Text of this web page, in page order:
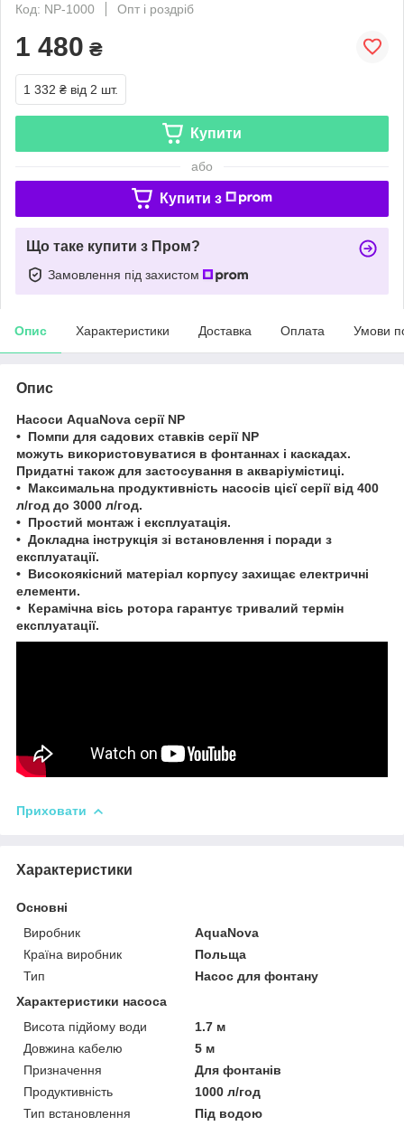
Код: NP-1000
Опт і роздріб
1 480 ₴
1 332 ₴ від 2 шт.
Купити
або
Купити з
Що таке купити з Пром?
Замовлення під захистом
Опис Характеристики Доставка Оплата Умови
Опис
Насоси AquaNova серії NP
• Помпи для садових ставків серії NP
можуть використовуватися в фонтаннах і каскадах.
Придатні також для застосування в акваріумістиці.
• Максимальна продуктивність насосів цієї серії від 400
л/год до 3000 л/год.
• Простий монтаж і експлуатація.
• Докладна інструкція зі встановлення і поради з
експлуатації.
• Високоякісний матеріал корпусу захищає електричні
елементи.
• Керамічна вісь ротора гарантує тривалий термін
експлуатації.
Приховати
Характеристики
Основні
Виробник
AquaNova
Країна виробник
Польща
Тип
Насос для фонтану
Характеристики насоса
Висота підйому води
1.7 м
Довжина кабелю
5 м
Призначення
Для фонтанів
Продуктивність
1000 л/год
Тип встановлення
Під водою